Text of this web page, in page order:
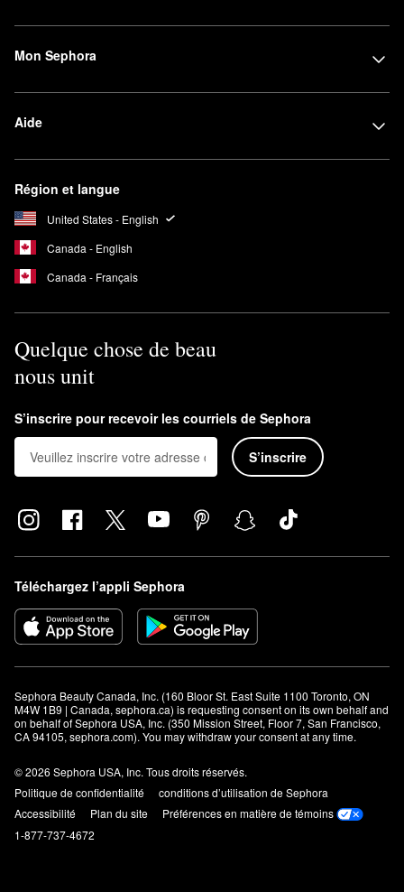
Mon Sephora
Aide
Région et langue
United States - English
Canada - English
Canada - Français
Quelque chose de beau
nous unit
S’inscrire pour recevoir les courriels de Sephora
S’inscrire
Téléchargez l’appli Sephora
Sephora Beauty Canada, Inc. (160 Bloor St. East Suite 1100 Toronto, ON
M4W 1B9 | Canada, sephora.ca) is requesting consent on its own behalf and
on behalf of Sephora USA, Inc. (350 Mission Street, Floor 7, San Francisco,
CA 94105, sephora.com). You may withdraw your consent at any time.
© 2026 Sephora USA, Inc. Tous droits réservés.
Politique de confidentialité
conditions d’utilisation de Sephora
Accessibilité
Plan du site
Préférences en matière de témoins
1-877-737-4672